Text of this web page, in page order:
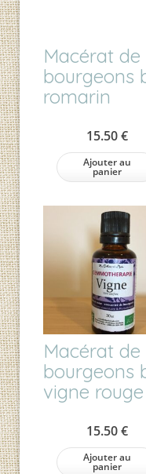
Macérat de
bourgeons
romarin
15.50€
Ajouter au
panier
Macérat de
bourgeons
vigne rouge
15.50€
Ajouter au
panier